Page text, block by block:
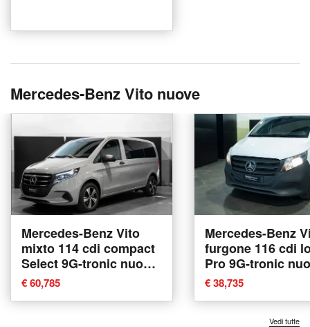
Mercedes-Benz Vito nuove
Mercedes-Benz Vito
mixto 114 cdi compact
Select 9G-tronic nuova
a Ancona
€ 60,785
Mercedes-Benz
furgone 116 cdi
Pro 9G-tronic
Ancona
€ 38,735
Vedi tutte